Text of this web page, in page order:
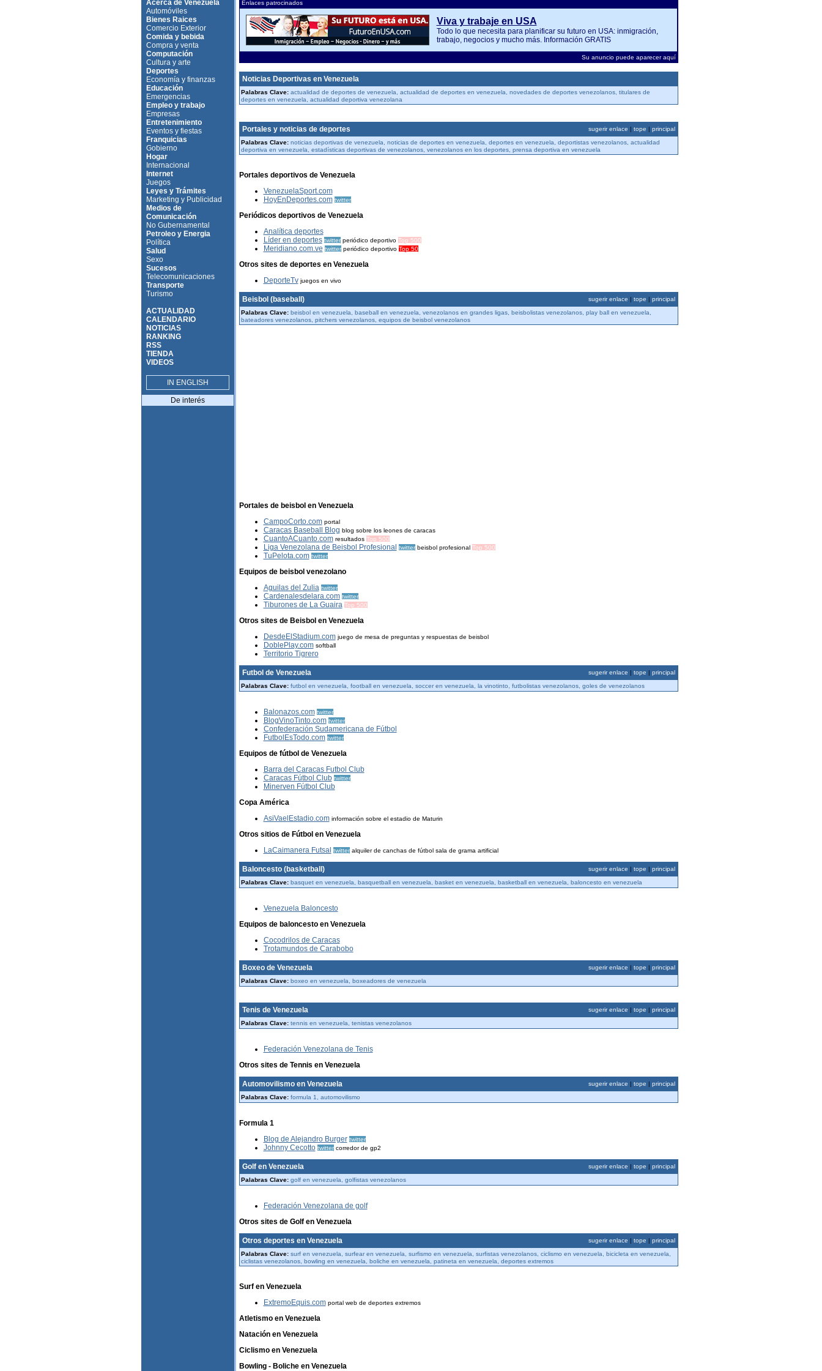
Acerca de Venezuela
Automóviles
Bienes Raices
Comercio Exterior
Comida y bebida
Compra y venta
Computación
Cultura y arte
Deportes
Economía y finanzas
Educación
Emergencias
Empleo y trabajo
Empresas
Entretenimiento
Eventos y fiestas
Franquicias
Gobierno
Hogar
Internacional
Internet
Juegos
Leyes y Trámites
Marketing y Publicidad
Medios de
Comunicación
No Gubernamental
Petroleo y Energia
Política
Salud
Sexo
Sucesos
Telecomunicaciones
Transporte
Turismo
ACTUALIDAD
CALENDARIO
NOTICIAS
RANKING
RSS
TIENDA
VIDEOS
IN ENGLISH
De interés
Enlaces patrocinados
Viva y trabaje en USA
Todo lo que necesita para planificar su futuro en USA: inmigración,
trabajo, negocios y mucho más. Información GRATIS
Su anuncio puede aparecer aquí
Noticias Deportivas en Venezuela
Palabras Clave: actualidad de deportes de venezuela, actualidad de deportes en venezuela, novedades de deportes venezolanos, titulares de
deportes en venezuela, actualidad deportiva venezolana
Portales y noticias de deportes sugerir enlace | tope | principal
Palabras Clave: noticias deportivas de venezuela, noticias de deportes en venezuela, deportes en venezuela, deportistas venezolanos, actualidad
deportiva en venezuela, estadísticas deportivas de venezolanos, venezolanos en los deportes, prensa deportiva en venezuela
Portales deportivos de Venezuela
VenezuelaSport.com
HoyEnDeportes.com twitter
Periódicos deportivos de Venezuela
Analítica deportes
Líder en deportes twitter periódico deportivo Top 500
Meridiano.com.ve twitter periódico deportivo Top 50
Otros sites de deportes en Venezuela
DeporteTv juegos en vivo
Beisbol (baseball) sugerir enlace | tope | principal
Palabras Clave: beisbol en venezuela, baseball en venezuela, venezolanos en grandes ligas, beisbolistas venezolanos, play ball en venezuela,
bateadores venezolanos, pitchers venezolanos, equipos de beisbol venezolanos
Portales de beisbol en Venezuela
CampoCorto.com portal
Caracas Baseball Blog blog sobre los leones de caracas
CuantoACuanto.com resultados Top 500
Liga Venezolana de Beisbol Profesional twitter beisbol profesional Top 500
TuPelota.com twitter
Equipos de beisbol venezolano
Aguilas del Zulia twitter
Cardenalesdelara.com twitter
Tiburones de La Guaira Top 500
Otros sites de Beisbol en Venezuela
DesdeElStadium.com juego de mesa de preguntas y respuestas de beisbol
DoblePlay.com softball
Territorio Tigrero
Futbol de Venezuela sugerir enlace | tope | principal
Palabras Clave: futbol en venezuela, football en venezuela, soccer en venezuela, la vinotinto, futbolistas venezolanos, goles de venezolanos
Balonazos.com twitter
BlogVinoTinto.com twitter
Confederación Sudamericana de Fútbol
FutbolEsTodo.com twitter
Equipos de fútbol de Venezuela
Barra del Caracas Futbol Club
Caracas Fútbol Club twitter
Minerven Fútbol Club
Copa América
AsiVaelEstadio.com información sobre el estadio de Maturin
Otros sitios de Fútbol en Venezuela
LaCaimanera Futsal twitter alquiler de canchas de fútbol sala de grama artificial
Baloncesto (basketball) sugerir enlace | tope | principal
Palabras Clave: basquet en venezuela, basquetball en venezuela, basket en venezuela, basketball en venezuela, baloncesto en venezuela
Venezuela Baloncesto
Equipos de baloncesto en Venezuela
Cocodrilos de Caracas
Trotamundos de Carabobo
Boxeo de Venezuela sugerir enlace | tope | principal
Palabras Clave: boxeo en venezuela, boxeadores de venezuela
Tenis de Venezuela sugerir enlace | tope | principal
Palabras Clave: tennis en venezuela, tenistas venezolanos
Federación Venezolana de Tenis
Otros sites de Tennis en Venezuela
Automovilismo en Venezuela sugerir enlace | tope | principal
Palabras Clave: formula 1, automovilismo
Formula 1
Blog de Alejandro Burger twitter
Johnny Cecotto twitter corredor de gp2
Golf en Venezuela sugerir enlace | tope | principal
Palabras Clave: golf en venezuela, golfistas venezolanos
Federación Venezolana de golf
Otros sites de Golf en Venezuela
Otros deportes en Venezuela sugerir enlace | tope | principal
Palabras Clave: surf en venezuela, surfear en venezuela, surfismo en venezuela, surfistas venezolanos, ciclismo en venezuela, bicicleta en venezuela,
ciclistas venezolanos, bowling en venezuela, boliche en venezuela, patineta en venezuela, deportes extremos
Surf en Venezuela
ExtremoEquis.com portal web de deportes extremos
Atletismo en Venezuela
Natación en Venezuela
Ciclismo en Venezuela
Bowling - Boliche en Venezuela